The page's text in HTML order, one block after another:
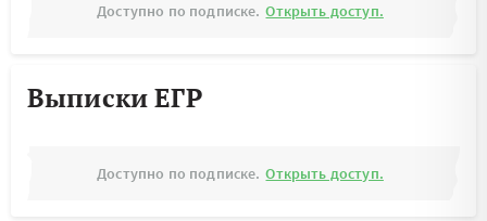
Доступно по подписке. Открыть доступ.
Выписки ЕГР
Доступно по подписке. Открыть доступ.